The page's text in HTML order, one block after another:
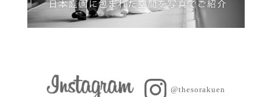
@thesorakuen